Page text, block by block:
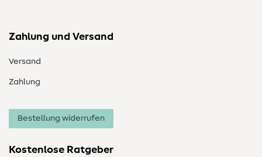
Zahlung und Versand
Versand
Zahlung
Bestellung widerrufen
Kostenlose Ratgeber